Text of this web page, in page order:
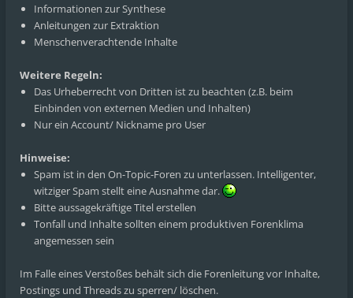
Informationen zur Synthese
Anleitungen zur Extraktion
Menschenverachtende Inhalte
Weitere Regeln:
Das Urheberrecht von Dritten ist zu beachten (z.B. beim
Einbinden von externen Medien und Inhalten)
Nur ein Account/ Nickname pro User
Hinweise:
Spam ist in den On-Topic-Foren zu unterlassen. Intelligenter,
witziger Spam stellt eine Ausnahme dar.
Bitte aussagekräftige Titel erstellen
Tonfall und Inhalte sollten einem produktiven Forenklima
angemessen sein
Im Falle eines Verstoßes behält sich die Forenleitung vor Inhalte,
Postings und Threads zu sperren/ löschen.